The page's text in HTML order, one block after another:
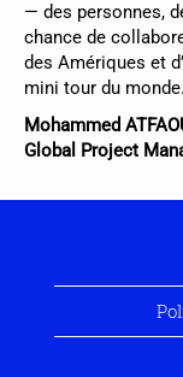
— des personnes,
chance de
des Amériques et
mini tour du monde.
Mohammed
Global Project